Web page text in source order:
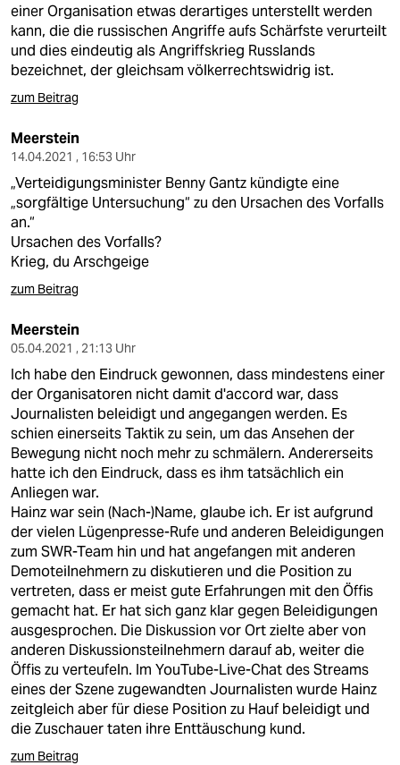
fragen & hilfe
unterstützen
abo
genossenschaft
epaper login
einer Organisation etwas derartiges unterstellt werden
kann, die die russischen Angriffe aufs Schärfste verurteilt
und dies eindeutig als Angriffskrieg Russlands
bezeichnet, der gleichsam völkerrechtswidrig ist.
zum Beitrag
Meerstein
14.04.2021 , 16:53 Uhr
„Verteidigungsminister Benny Gantz kündigte eine
„sorgfältige Untersuchung“ zu den Ursachen des Vorfalls
an.“
Ursachen des Vorfalls?
Krieg, du Arschgeige
zum Beitrag
Meerstein
05.04.2021 , 21:13 Uhr
Ich habe den Eindruck gewonnen, dass mindestens einer
der Organisatoren nicht damit d'accord war, dass
Journalisten beleidigt und angegangen werden. Es
schien einerseits Taktik zu sein, um das Ansehen der
Bewegung nicht noch mehr zu schmälern. Andererseits
hatte ich den Eindruck, dass es ihm tatsächlich ein
Anliegen war.
Hainz war sein (Nach-)Name, glaube ich. Er ist aufgrund
der vielen Lügenpresse-Rufe und anderen Beleidigungen
zum SWR-Team hin und hat angefangen mit anderen
Demoteilnehmern zu diskutieren und die Position zu
vertreten, dass er meist gute Erfahrungen mit den Öffis
gemacht hat. Er hat sich ganz klar gegen Beleidigungen
ausgesprochen. Die Diskussion vor Ort zielte aber von
anderen Diskussionsteilnehmern darauf ab, weiter die
Öffis zu verteufeln. Im YouTube-Live-Chat des Streams
eines der Szene zugewandten Journalisten wurde Hainz
zeitgleich aber für diese Position zu Hauf beleidigt und
die Zuschauer taten ihre Enttäuschung kund.
zum Beitrag